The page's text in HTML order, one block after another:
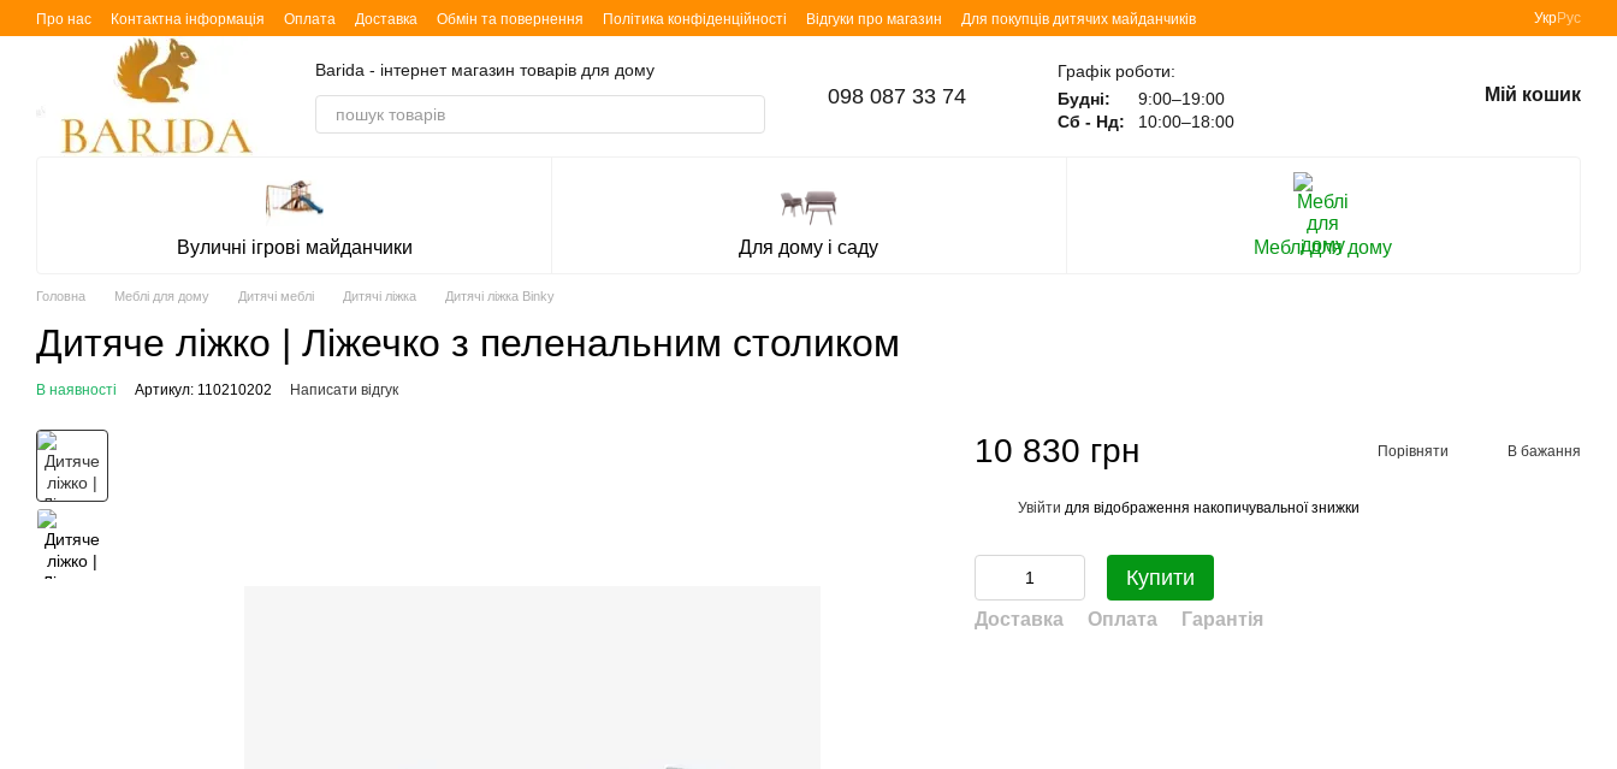
Перейти до основного контенту
Про нас Контактна інформація Оплата Доставка Обмін та повернення Політика конфіденційності Відгуки про магазин Для покупців дитячих майданчиків УкрРус
Barida - інтернет магазин товарів для дому
098 087 33 74
Графік роботи:
Будні:
9:00–19:00
Сб - Нд:
10:00–18:00
Мій кошик
Вуличні ігрові майданчики Для дому і саду Меблі для дому
Головна Меблі для дому Дитячі меблі Дитячі ліжка Дитячі ліжка Binky
Дитяче ліжко | Ліжечко з пеленальним столиком
В наявності Артикул: 110210202 Написати відгук
10 830 грн Порівняти В бажання
Увійти для відображення накопичувальної знижки
Купити
Доставка Оплата Гарантія